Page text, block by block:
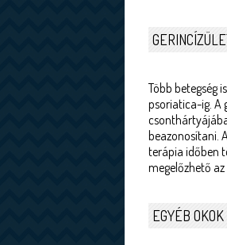
Több betegség
psoriatica-ig. A
beazonosítani.
terápia időben
megelőzhető
EGYÉB OKOK